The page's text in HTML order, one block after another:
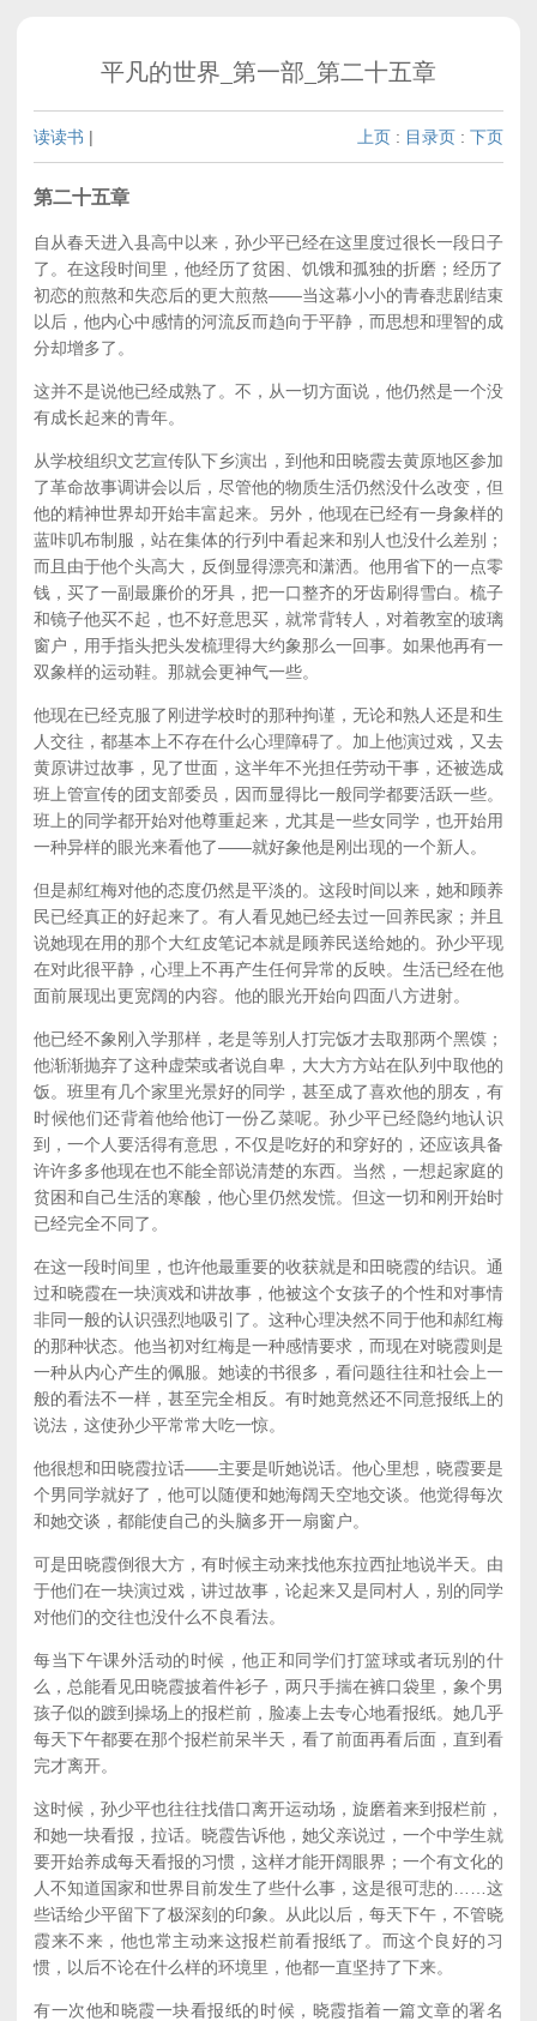
平凡的世界_第一部_第二十五章
读读书 | 上页 : 目录页 : 下页
第二十五章
自从春天进入县高中以来，孙少平已经在这里度过很长一段日子
了。在这段时间里，他经历了贫困、饥饿和孤独的折磨；经历了
初恋的煎熬和失恋后的更大煎熬——当这幕小小的青春悲剧结束
以后，他内心中感情的河流反而趋向于平静，而思想和理智的成
分却增多了。
这并不是说他已经成熟了。不，从一切方面说，他仍然是一个没
有成长起来的青年。
从学校组织文艺宣传队下乡演出，到他和田晓霞去黄原地区参加
了革命故事调讲会以后，尽管他的物质生活仍然没什么改变，但
他的精神世界却开始丰富起来。另外，他现在已经有一身象样的
蓝咔叽布制服，站在集体的行列中看起来和别人也没什么差别；
而且由于他个头高大，反倒显得漂亮和潇洒。他用省下的一点零
钱，买了一副最廉价的牙具，把一口整齐的牙齿刷得雪白。梳子
和镜子他买不起，也不好意思买，就常背转人，对着教室的玻璃
窗户，用手指头把头发梳理得大约象那么一回事。如果他再有一
双象样的运动鞋。那就会更神气一些。
他现在已经克服了刚进学校时的那种拘谨，无论和熟人还是和生
人交往，都基本上不存在什么心理障碍了。加上他演过戏，又去
黄原讲过故事，见了世面，这半年不光担任劳动干事，还被选成
班上管宣传的团支部委员，因而显得比一般同学都要活跃一些。
班上的同学都开始对他尊重起来，尤其是一些女同学，也开始用
一种异样的眼光来看他了——就好象他是刚出现的一个新人。
但是郝红梅对他的态度仍然是平淡的。这段时间以来，她和顾养
民已经真正的好起来了。有人看见她已经去过一回养民家；并且
说她现在用的那个大红皮笔记本就是顾养民送给她的。孙少平现
在对此很平静，心理上不再产生任何异常的反映。生活已经在他
面前展现出更宽阔的内容。他的眼光开始向四面八方进射。
他已经不象刚入学那样，老是等别人打完饭才去取那两个黑馍；
他渐渐抛弃了这种虚荣或者说自卑，大大方方站在队列中取他的
饭。班里有几个家里光景好的同学，甚至成了喜欢他的朋友，有
时候他们还背着他给他订一份乙菜呢。孙少平已经隐约地认识
到，一个人要活得有意思，不仅是吃好的和穿好的，还应该具备
许许多多他现在也不能全部说清楚的东西。当然，一想起家庭的
贫困和自己生活的寒酸，他心里仍然发慌。但这一切和刚开始时
已经完全不同了。
在这一段时间里，也许他最重要的收获就是和田晓霞的结识。通
过和晓霞在一块演戏和讲故事，他被这个女孩子的个性和对事情
非同一般的认识强烈地吸引了。这种心理决然不同于他和郝红梅
的那种状态。他当初对红梅是一种感情要求，而现在对晓霞则是
一种从内心产生的佩服。她读的书很多，看问题往往和社会上一
般的看法不一样，甚至完全相反。有时她竟然还不同意报纸上的
说法，这使孙少平常常大吃一惊。
他很想和田晓霞拉话——主要是听她说话。他心里想，晓霞要是
个男同学就好了，他可以随便和她海阔天空地交谈。他觉得每次
和她交谈，都能使自己的头脑多开一扇窗户。
可是田晓霞倒很大方，有时候主动来找他东拉西扯地说半天。由
于他们在一块演过戏，讲过故事，论起来又是同村人，别的同学
对他们的交往也没什么不良看法。
每当下午课外活动的时候，他正和同学们打篮球或者玩别的什
么，总能看见田晓霞披着件衫子，两只手揣在裤口袋里，象个男
孩子似的踱到操场上的报栏前，脸凑上去专心地看报纸。她几乎
每天下午都要在那个报栏前呆半天，看了前面再看后面，直到看
完才离开。
这时候，孙少平也往往找借口离开运动场，旋磨着来到报栏前，
和她一块看报，拉话。晓霞告诉他，她父亲说过，一个中学生就
要开始养成每天看报的习惯，这样才能开阔眼界；一个有文化的
人不知道国家和世界目前发生了些什么事，这是很可悲的……这
些话给少平留下了极深刻的印象。从此以后，每天下午，不管晓
霞来不来，他也常主动来这报栏前看报纸了。而这个良好的习
惯，以后不论在什么样的环境里，他都一直坚持了下来。
有一次他和晓霞一块看报纸的时候，晓霞指着一篇文章的署名